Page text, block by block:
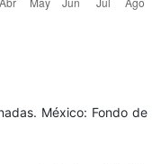
México: Fondo de